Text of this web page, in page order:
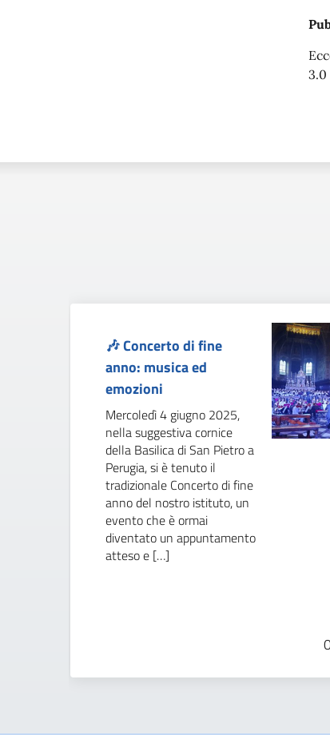
3.0
🎶 Concerto di fine
anno: musica ed
emozioni
Mercoledì 4 giugno 2025,
nella suggestiva cornice
della Basilica di San Pietro a
Perugia, si è tenuto il
tradizionale Concerto di fine
anno del nostro istituto, un
evento che è ormai
diventato un appuntamento
atteso e […]